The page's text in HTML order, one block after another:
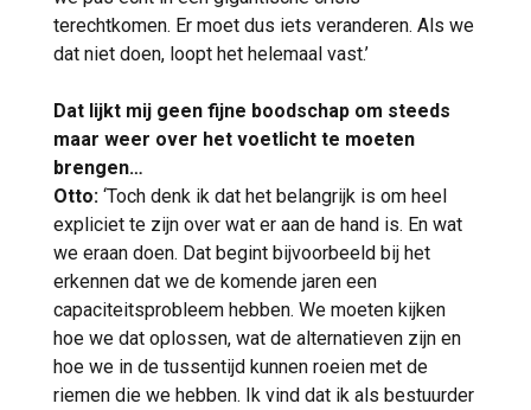
terechtkomen. Er moet dus iets veranderen. Als we
dat niet doen, loopt het helemaal vast.’
Dat lijkt mij geen fijne boodschap om steeds
maar weer over het voetlicht te moeten
brengen…
Otto: ‘Toch denk ik dat het belangrijk is om heel
expliciet te zijn over wat er aan de hand is. En wat
we eraan doen. Dat begint bijvoorbeeld bij het
erkennen dat we de komende jaren een
capaciteitsprobleem hebben. We moeten kijken
hoe we dat oplossen, wat de alternatieven zijn en
hoe we in de tussentijd kunnen roeien met de
riemen die we hebben. Ik vind dat ik als bestuurder